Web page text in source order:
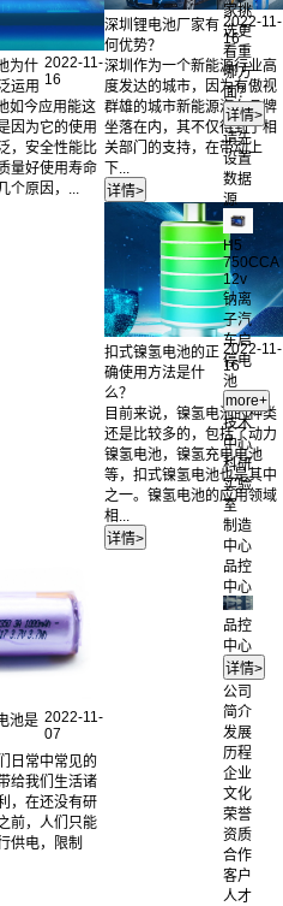
家挑
选更
看重
哪方
面？
请先
设置
数据
源
H5
750CCA
12v
钠离
子汽
车启
停电
池
技术
中心
科研
实验
室
制造
中心
品控
中心
品控
中心
公司
简介
发展
历程
企业
文化
荣誉
资质
合作
客户
人才
为什
运用
2022-11-
16
如今应用能这
因为它的使用
，安全性能比
量好使用寿命
个原因，...
深圳锂电池厂家有
何优势？
2022-11-
16
深圳作为一个新能源行业高
度发达的城市，因为有傲视
群雄的城市新能源汽车品牌
坐落在内，其不仅得到了相
关部门的支持，在带动上
下...
扣式镍氢电池的正
确使用方法是什
么？
2022-11-
16
目前来说，镍氢电池的种类
还是比较多的，包括了动力
镍氢电池，镍氢充电电池
等，扣式镍氢电池也是其中
之一。镍氢电池的应用领域
相...
池是 2022-11-
07
日常中常见的
给我们生活诸
，在还没有研
前，人们只能
供电，限制